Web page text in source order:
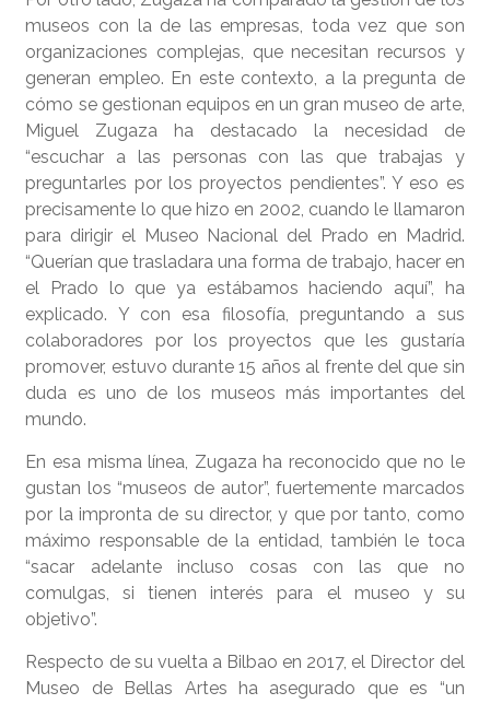
museos con la de las empresas, toda vez que son
organizaciones complejas, que necesitan recursos y
generan empleo. En este contexto, a la pregunta de
cómo se gestionan equipos en un gran museo de arte,
Miguel Zugaza ha destacado la necesidad de
“escuchar a las personas con las que trabajas y
preguntarles por los proyectos pendientes”. Y eso es
precisamente lo que hizo en 2002, cuando le llamaron
para dirigir el Museo Nacional del Prado en Madrid.
“Querían que trasladara una forma de trabajo, hacer en
el Prado lo que ya estábamos haciendo aquí”, ha
explicado. Y con esa filosofía, preguntando a sus
colaboradores por los proyectos que les gustaría
promover, estuvo durante 15 años al frente del que sin
duda es uno de los museos más importantes del
mundo.
En esa misma línea, Zugaza ha reconocido que no le
gustan los “museos de autor”, fuertemente marcados
por la impronta de su director, y que por tanto, como
máximo responsable de la entidad, también le toca
“sacar adelante incluso cosas con las que no
comulgas, si tienen interés para el museo y su
objetivo”.
Respecto de su vuelta a Bilbao en 2017, el Director del
Museo de Bellas Artes ha asegurado que es “un